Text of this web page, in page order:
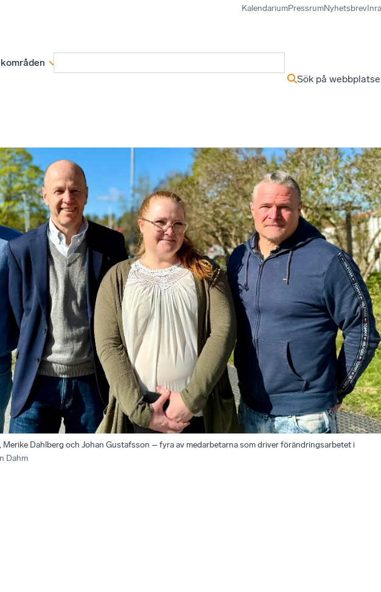
KalendariumPressrumNyhetsbrev
Sök på
Dahlberg och Johan Gustafsson – fyra av medarbetarna som driver förändringsarbetet i
Dahm